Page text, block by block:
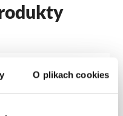
O plikach cookies